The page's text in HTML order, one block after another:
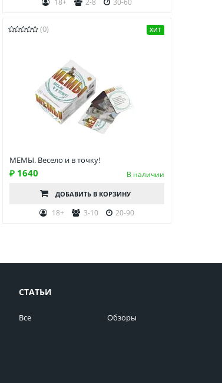
(0) ХИТ
МЕМЫ. Весело и в точку!
₽ 1640 В наличии
ДОБАВИТЬ В КОРЗИНУ
18+ 3-10 20-90
СТАТЬИ
Все Обзоры